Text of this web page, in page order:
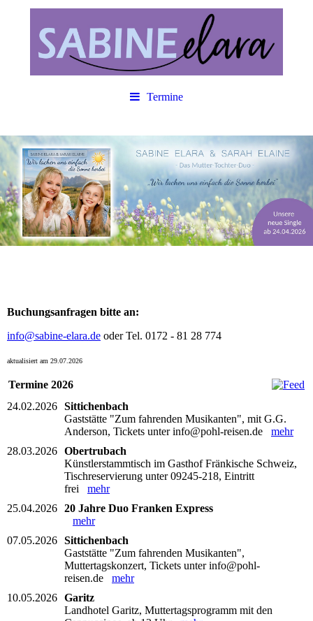
Termine
Buchungsanfragen bitte an:
info@sabine-elara.de oder Tel. 0172 - 81 28 774
aktualisiert am 29.07.2026
Termine 2026
24.02.2026 Sittichenbach
Gaststätte "Zum fahrenden Musikanten", mit G.G.
Anderson, Tickets unter info@pohl-reisen.de mehr
28.03.2026 Obertrubach
Künstlerstammtisch im Gasthof Fränkische Schweiz,
Tischreservierung unter 09245-218, Eintritt
frei mehr
25.04.2026 20 Jahre Duo Franken Express
mehr
07.05.2026 Sittichenbach
Gaststätte "Zum fahrenden Musikanten",
Muttertagskonzert, Tickets unter info@pohl-
reisen.de mehr
10.05.2026 Garitz
Landhotel Garitz, Muttertagsprogramm mit den